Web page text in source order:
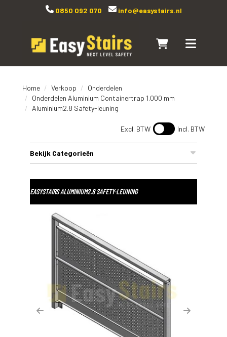
0850 092 070 info@easystairs.nl
Naar winkelwagen
Toggle
Home Verkoop
Onderdelen
Onderdelen Aluminium Containertrap 1.000 mm
Aluminium2.8 Safety-leuning
Excl. BTW Incl. BTW
Bekijk Categorieën
EASYSTAIRS ALUMINIUM2.8 SAFETY-LEUNING
Previous Next